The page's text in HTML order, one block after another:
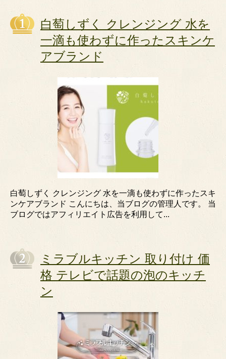
白萄しずく クレンジング 水を
一滴も使わずに作ったスキンケ
アブランド
白萄しずく クレンジング 水を一滴も使わずに作ったスキ
ンケアブランド こんにちは、当ブログの管理人です。 当
ブログではアフィリエイト広告を利用して...
ミラブルキッチン 取り付け 価
格 テレビで話題の泡のキッチ
ン